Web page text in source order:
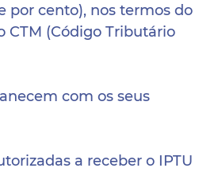
por cento), nos termos do
CTM (Código Tributário
com os seus
a receber o IPTU